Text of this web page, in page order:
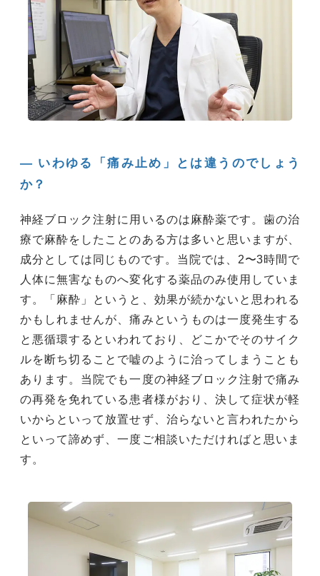
― いわゆる「痛み止め」とは違うのでしょう
か？
神経ブロック注射に用いるのは麻酔薬です。歯の治
療で麻酔をしたことのある方は多いと思いますが、
成分としては同じものです。当院では、2〜3時間で
人体に無害なものへ変化する薬品のみ使用していま
す。「麻酔」というと、効果が続かないと思われる
かもしれませんが、痛みというものは一度発生する
と悪循環するといわれており、どこかでそのサイク
ルを断ち切ることで嘘のように治ってしまうことも
あります。当院でも一度の神経ブロック注射で痛み
の再発を免れている患者様がおり、決して症状が軽
いからといって放置せず、治らないと言われたから
といって諦めず、一度ご相談いただければと思いま
す。